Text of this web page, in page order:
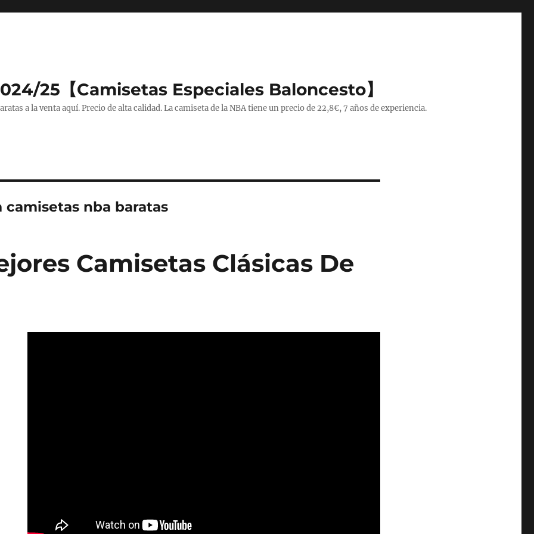
25【Camisetas Especiales Baloncesto】
a la venta aquí. Precio de alta calidad. La camiseta de la NBA tiene un precio de 22,8€, 7 años de experiencia.
camisetas nba baratas
Camisetas Clásicas De